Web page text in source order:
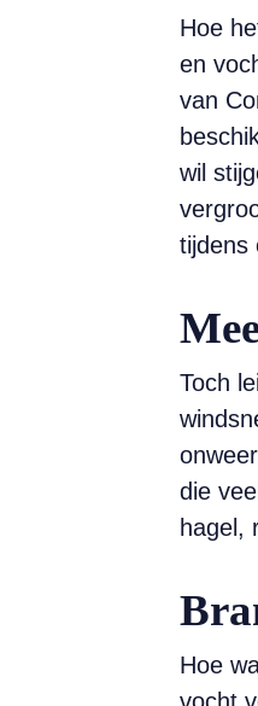
Hoe
en
van
wil
tijdens
Toch
die
hagel,
Hoe